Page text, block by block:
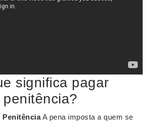
significa pagar
penitência?
PenitênciaA pena imposta a quem se